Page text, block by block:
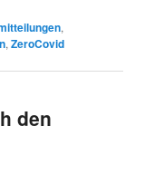
,
,ZeroCovid
den